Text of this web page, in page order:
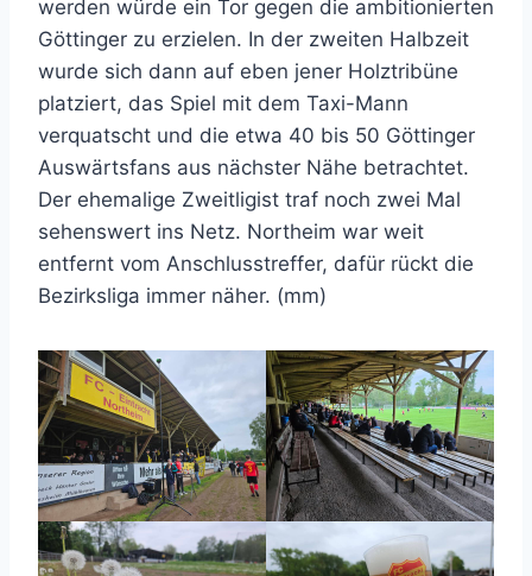
werden würde ein Tor gegen die ambitionierten
Göttinger zu erzielen. In der zweiten Halbzeit
wurde sich dann auf eben jener Holztribüne
platziert, das Spiel mit dem Taxi-Mann
verquatscht und die etwa 40 bis 50 Göttinger
Auswärtsfans aus nächster Nähe betrachtet.
Der ehemalige Zweitligist traf noch zwei Mal
sehenswert ins Netz. Northeim war weit
entfernt vom Anschlusstreffer, dafür rückt die
Bezirksliga immer näher. (mm)